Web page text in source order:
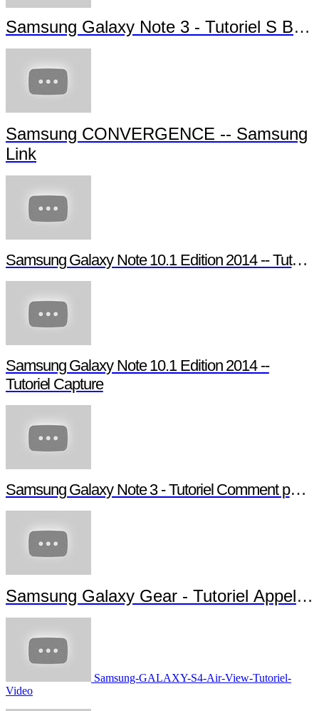
Samsung Galaxy Note 3 - Tutoriel S
Samsung CONVERGENCE -- Samsung
Link
Samsung Galaxy Note 10.1 Edition 2014 --
Samsung Galaxy Note 10.1 Edition 2014 --
Tutoriel Capture
Samsung Galaxy Note 3 - Tutoriel Comment
Samsung Galaxy Gear - Tutoriel Appels
Samsung-GALAXY-S4-Air-View-Tutoriel-
Video